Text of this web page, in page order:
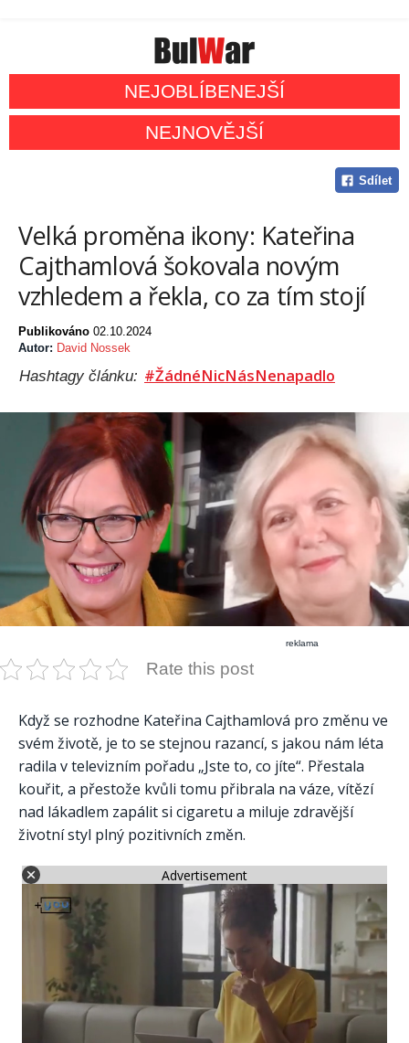
NEJOBLÍBENEJŠÍ
NEJNOVĚJŠÍ
Sdílet
Velká proměna ikony: Kateřina
Cajthamlová šokovala novým
vzhledem a řekla, co za tím stojí
Publikováno 02.10.2024
Autor: David Nossek
Hashtagy článku: #ŽádnéNicNásNenapadlo
reklama
Rate this post
Když se rozhodne Kateřina Cajthamlová pro změnu ve
svém životě, je to se stejnou razancí, s jakou nám léta
radila v televizním pořadu „Jste to, co jíte“. Přestala
kouřit, a přestože kvůli tomu přibrala na váze, vítězí
nad lákadlem zapálit si cigaretu a miluje zdravější
životní styl plný pozitivních změn.
Advertisement